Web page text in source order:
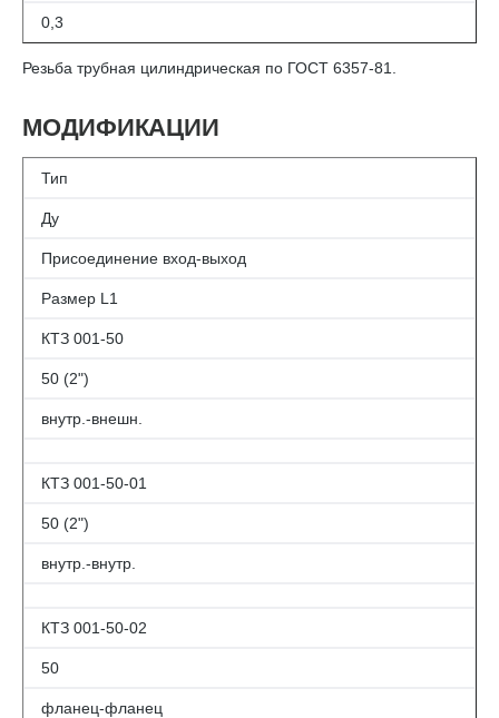
0,3
Резьба трубная цилиндрическая по ГОСТ 6357-81.
МОДИФИКАЦИИ
Тип
Ду
Присоединение вход-выход
Размер L1
КТЗ 001-50
50 (2")
внутр.-внешн.
КТЗ 001-50-01
50 (2")
внутр.-внутр.
КТЗ 001-50-02
50
фланец-фланец